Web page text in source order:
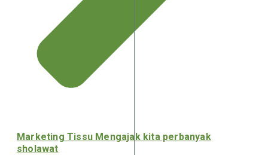
Marketing Tissu Mengajak kita perbanyak
sholawat